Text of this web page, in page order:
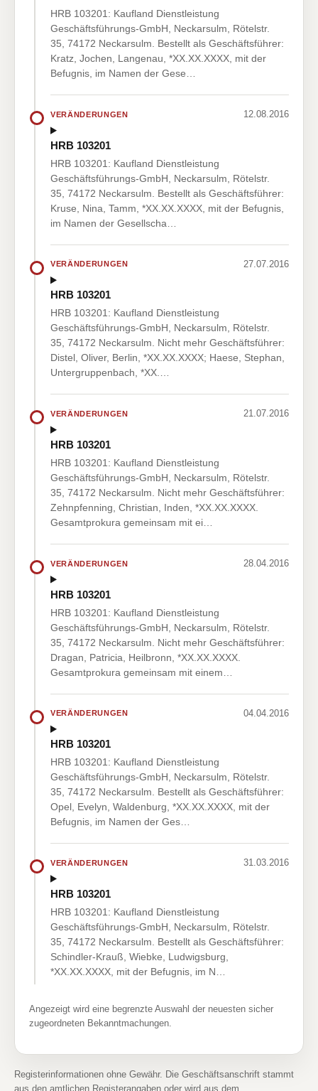
HRB 103201: Kaufland Dienstleistung
Geschäftsführungs-GmbH, Neckarsulm, Rötelstr.
35, 74172 Neckarsulm. Bestellt als Geschäftsführer:
Kratz, Jochen, Langenau, *XX.XX.XXXX, mit der
Befugnis, im Namen der Gese…
VERÄNDERUNGEN 12.08.2016
HRB 103201
HRB 103201: Kaufland Dienstleistung
Geschäftsführungs-GmbH, Neckarsulm, Rötelstr.
35, 74172 Neckarsulm. Bestellt als Geschäftsführer:
Kruse, Nina, Tamm, *XX.XX.XXXX, mit der Befugnis,
im Namen der Gesellscha…
VERÄNDERUNGEN 27.07.2016
HRB 103201
HRB 103201: Kaufland Dienstleistung
Geschäftsführungs-GmbH, Neckarsulm, Rötelstr.
35, 74172 Neckarsulm. Nicht mehr Geschäftsführer:
Distel, Oliver, Berlin, *XX.XX.XXXX; Haese, Stephan,
Untergruppenbach, *XX.…
VERÄNDERUNGEN 21.07.2016
HRB 103201
HRB 103201: Kaufland Dienstleistung
Geschäftsführungs-GmbH, Neckarsulm, Rötelstr.
35, 74172 Neckarsulm. Nicht mehr Geschäftsführer:
Zehnpfenning, Christian, Inden, *XX.XX.XXXX.
Gesamtprokura gemeinsam mit ei…
VERÄNDERUNGEN 28.04.2016
HRB 103201
HRB 103201: Kaufland Dienstleistung
Geschäftsführungs-GmbH, Neckarsulm, Rötelstr.
35, 74172 Neckarsulm. Nicht mehr Geschäftsführer:
Dragan, Patricia, Heilbronn, *XX.XX.XXXX.
Gesamtprokura gemeinsam mit einem…
VERÄNDERUNGEN 04.04.2016
HRB 103201
HRB 103201: Kaufland Dienstleistung
Geschäftsführungs-GmbH, Neckarsulm, Rötelstr.
35, 74172 Neckarsulm. Bestellt als Geschäftsführer:
Opel, Evelyn, Waldenburg, *XX.XX.XXXX, mit der
Befugnis, im Namen der Ges…
VERÄNDERUNGEN 31.03.2016
HRB 103201
HRB 103201: Kaufland Dienstleistung
Geschäftsführungs-GmbH, Neckarsulm, Rötelstr.
35, 74172 Neckarsulm. Bestellt als Geschäftsführer:
Schindler-Krauß, Wiebke, Ludwigsburg,
*XX.XX.XXXX, mit der Befugnis, im N…
Angezeigt wird eine begrenzte Auswahl der neuesten sicher
zugeordneten Bekanntmachungen.
Registerinformationen ohne Gewähr. Die Geschäftsanschrift stammt
aus den amtlichen Registerangaben oder wird aus dem